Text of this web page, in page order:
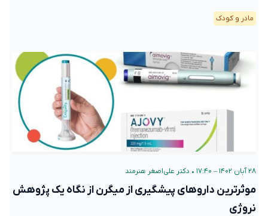
مادر و کودک
۲۸ آبان ۱۴۰۲ – ۱۷:۴۰ • دکتر علی‌اصغر هنرمند
موثرترین داروهای پیشگیری از میگرن از نگاه یک پژوهش
نروژی